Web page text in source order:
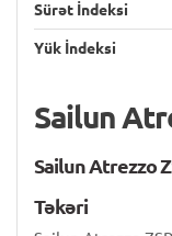
Sürət İndeksi
Yük İndeksi
Sailun
Sailun Atrezzo
Təkəri